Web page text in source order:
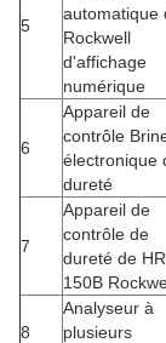
5
automatique
Rockwell
d'affichage
numérique
6
Appareil de
contrôle
électronique
dureté
7
Appareil de
contrôle de
dureté de
150B
8
Analyseur à
plusieurs